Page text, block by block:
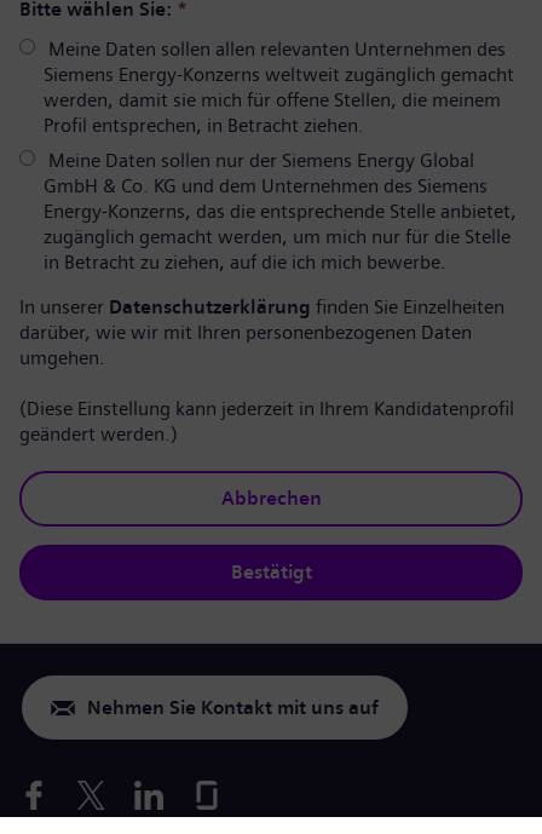
Bitte wählen Sie: *
Meine Daten sollen allen relevanten Unternehmen des
Siemens Energy-Konzerns weltweit zugänglich gemacht
werden, damit sie mich für offene Stellen, die meinem
Profil entsprechen, in Betracht ziehen.
Meine Daten sollen nur der Siemens Energy Global
GmbH & Co. KG und dem Unternehmen des Siemens
Energy-Konzerns, das die entsprechende Stelle anbietet,
zugänglich gemacht werden, um mich nur für die Stelle
in Betracht zu ziehen, auf die ich mich bewerbe.
In unserer Datenschutzerklärung finden Sie Einzelheiten
darüber, wie wir mit Ihren personenbezogenen Daten
umgehen.
(Diese Einstellung kann jederzeit in Ihrem Kandidatenprofil
geändert werden.)
Abbrechen
Bestätigt
Nehmen Sie Kontakt mit uns auf